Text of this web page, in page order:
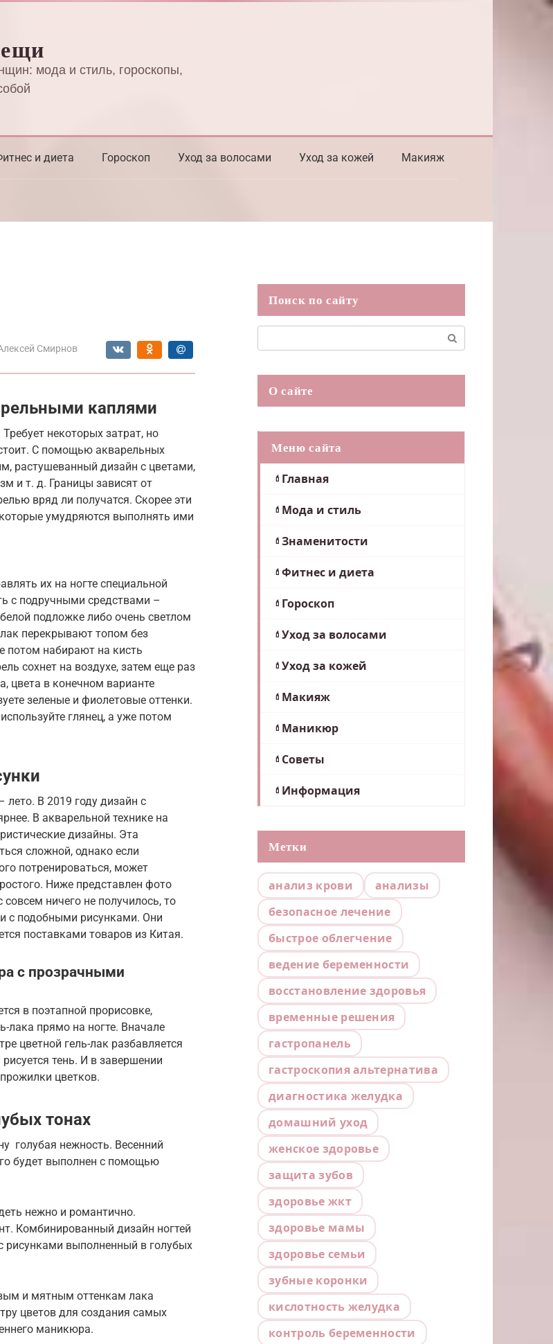
мода и стиль, гороскопы,
и диета Гороскоп Уход за волосами Уход за кожей Макияж
Смирнов
каплями
некоторых затрат, но
С помощью акварельных
растушеванный дизайн с цветами,
и т. д. Границы зависят от
вряд ли получатся. Скорее эти
умудряются выполнять ими
их на ногте специальной
с подручными средствами –
подложке либо очень светлом
лак перекрывают топом без
потом набирают на кисть
сохнет на воздухе, затем еще раз
цвета в конечном варианте
зеленые и фиолетовые оттенки.
глянец, а уже потом
лето. В 2019 году дизайн с
В акварельной технике на
дизайны. Эта
сложной, однако если
потренироваться, может
Ниже представлен фото
ничего не получилось, то
с подобными рисунками. Они
поставками товаров из Китая.
с прозрачными
в поэтапной прорисовке,
лака прямо на ногте. Вначале
цветной гель-лак разбавляется
тень. И в завершении
цветков.
тонах
голубая нежность. Весенний
будет выполнен с помощью
нежно и романтично.
Комбинированный дизайн ногтей
рисунками выполненный в голубых
и мятным оттенкам лака
цветов для создания самых
маникюра.
Поиск по сайту
О сайте
Меню сайта
Главная
Мода и стиль
Знаменитости
Фитнес и диета
Гороскоп
Уход за волосами
Уход за кожей
Макияж
Маникюр
Советы
Информация
Метки
анализ крови
анализы
безопасное лечение
быстрое облегчение
ведение беременности
восстановление здоровья
временные решения
гастропанель
гастроскопия альтернатива
диагностика желудка
домашний уход
женское здоровье
защита зубов
здоровье жкт
здоровье мамы
здоровье семьи
зубные коронки
кислотность желудка
контроль беременности